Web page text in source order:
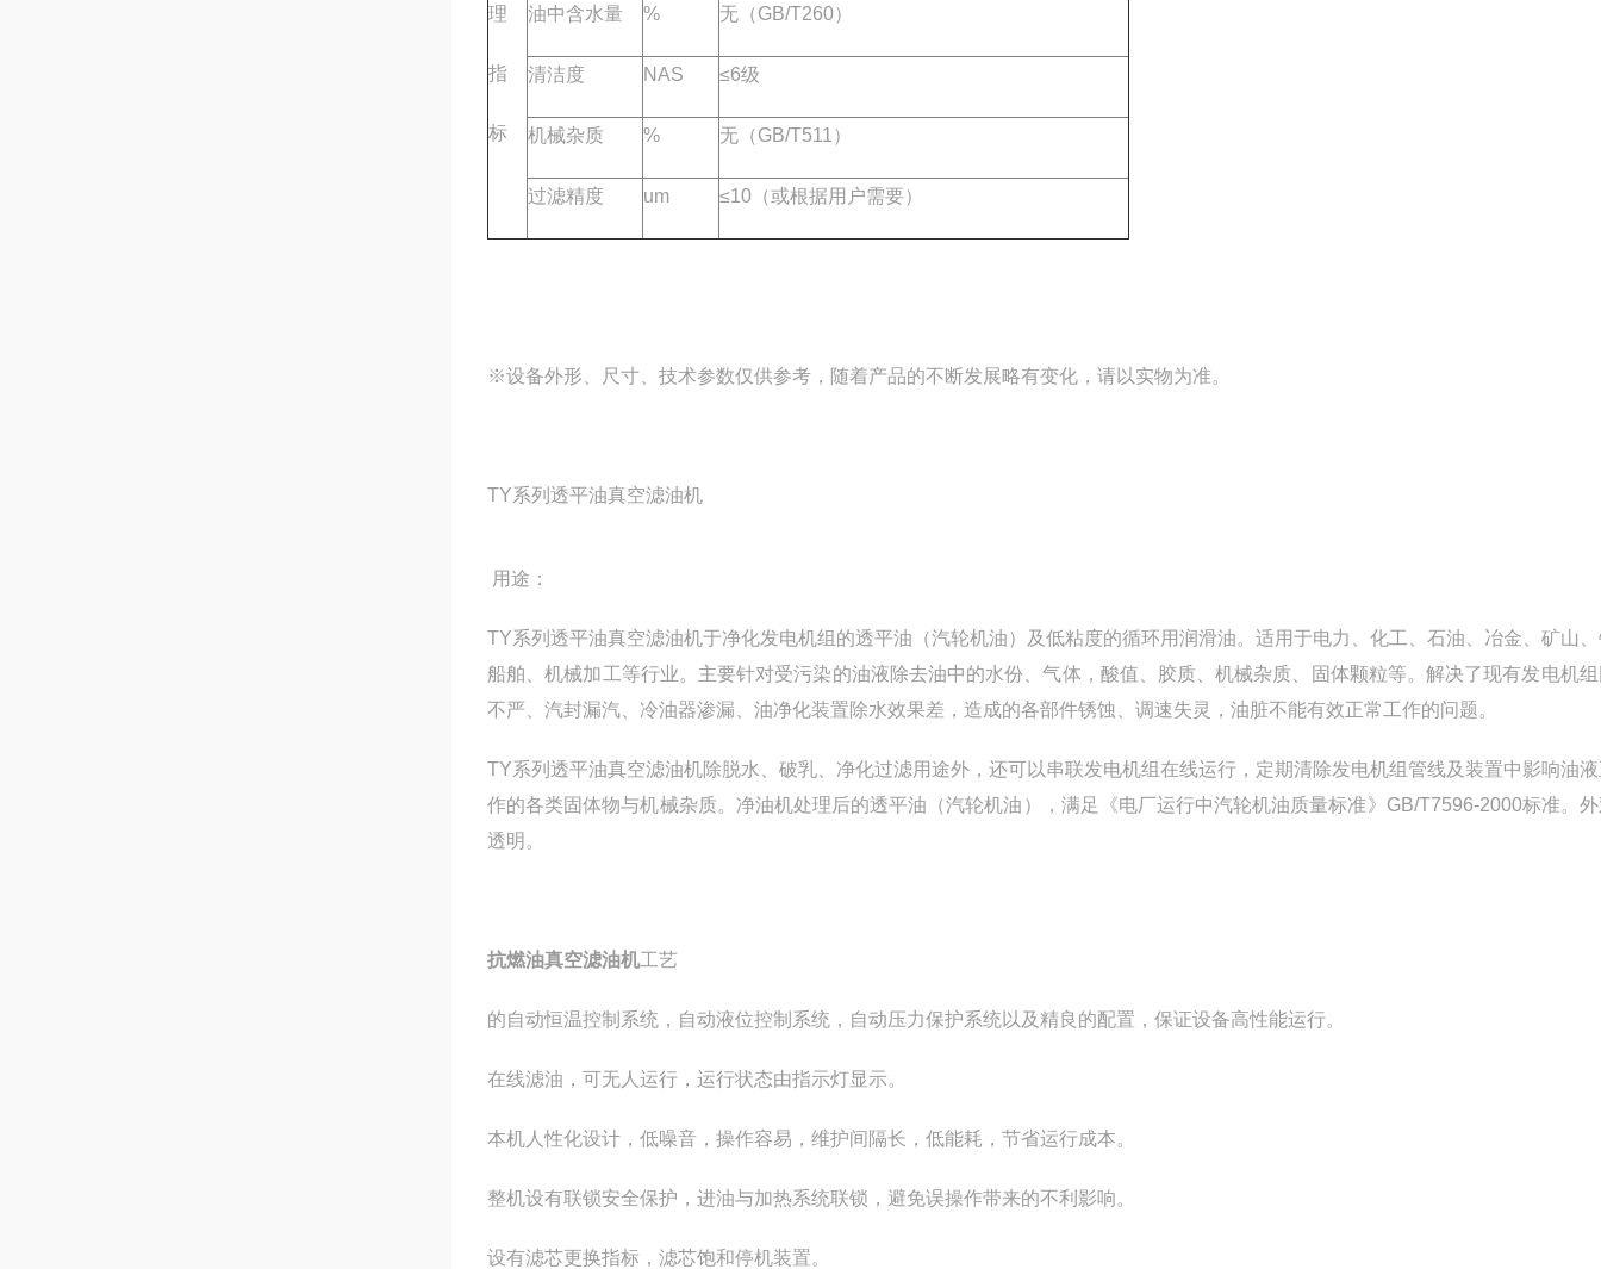
理
指
标
油中含水量 % 无（GB/T260）
清洁度 NAS ≤6级
机械杂质 % 无（GB/T511）
过滤精度 um ≤10（或根据用户需要）
※设备外形、尺寸、技术参数仅供参考，随着产品的不断发展略有变化，请以实物为准。
TY系列透平油真空滤油机
用途：
TY系列透平油真空滤油机于净化发电机组的透平油（汽轮机油）及低粘度的循环用润滑油。适用于电力、化工、石油、冶金、矿山
船舶、机械加工等行业。主要针对受污染的油液除去油中的水份、气体，酸值、胶质、机械杂质、固体颗粒等。解决了现有发电机
不严、汽封漏汽、冷油器渗漏、油净化装置除水效果差，造成的各部件锈蚀、调速失灵，油脏不能有效正常工作的问题。
TY系列透平油真空滤油机除脱水、破乳、净化过滤用途外，还可以串联发电机组在线运行，定期清除发电机组管线及装置中影响油
作的各类固体物与机械杂质。净油机处理后的透平油（汽轮机油），满足《电厂运行中汽轮机油质量标准》GB/T7596-2000标准。
透明。
抗燃油真空滤油机工艺
的自动恒温控制系统，自动液位控制系统，自动压力保护系统以及精良的配置，保证设备高性能运行。
在线滤油，可无人运行，运行状态由指示灯显示。
本机人性化设计，低噪音，操作容易，维护间隔长，低能耗，节省运行成本。
整机设有联锁安全保护，进油与加热系统联锁，避免误操作带来的不利影响。
设有滤芯更换指标，滤芯饱和停机装置。